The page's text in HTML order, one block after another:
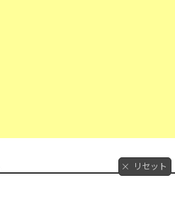
リセット